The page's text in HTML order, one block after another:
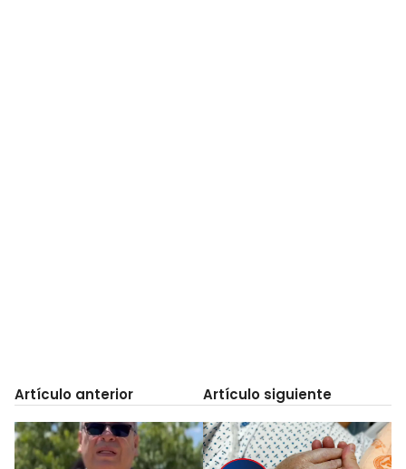
Artículo anterior Artículo siguiente